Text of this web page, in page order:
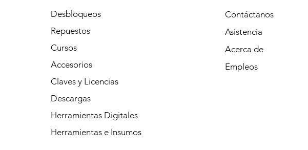
Desbloqueos
Repuestos
Cursos
Accesorios
Claves y Licencias
Descargas
Herramientas Digitales
Herramientas e Insumos
Contáctanos
Asistencia
Acerca de
Empleos